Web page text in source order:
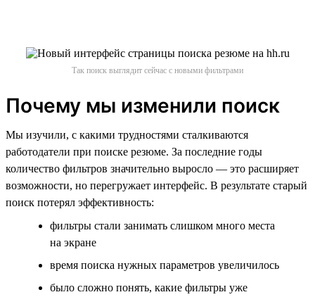
Так поиск выглядит сейчас с новыми фильтрами
Почему мы изменили поиск
Мы изучили, с какими трудностями сталкиваются
работодатели при поиске резюме. За последние годы
количество фильтров значительно выросло — это расширяет
возможности, но перегружает интерфейс. В результате старый
поиск потерял эффективность:
фильтры стали занимать слишком много места
на экране
время поиска нужных параметров увеличилось
было сложно понять, какие фильтры уже